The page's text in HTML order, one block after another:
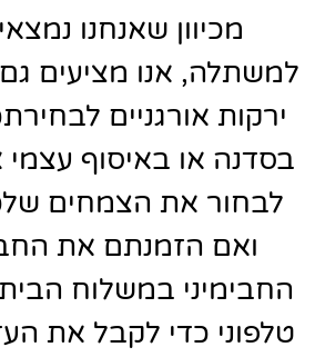
מכיוון שאנחנו
למשתלה, אנו מציעים
ירקות אורגניים
בסדנה או באיסוף
לבחור את הצמחים
ואם הזמנתם את
החבימיני במשלוח
טלפוני כדי לקבל את